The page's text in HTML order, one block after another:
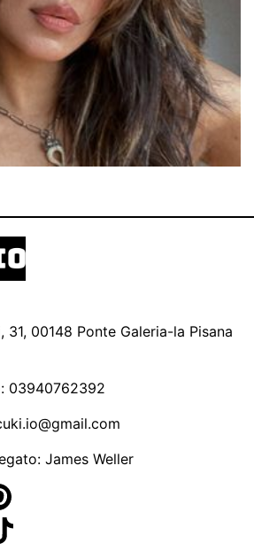
31, 00148 Ponte Galeria-la Pisana
03940762392
James Weller